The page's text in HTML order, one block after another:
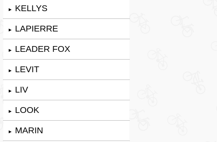
► KELLYS
► LAPIERRE
► LEADER FOX
► LEVIT
► LIV
► LOOK
► MARIN